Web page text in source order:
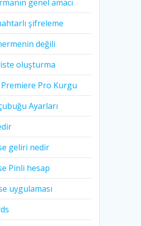
genel amacı
şifreleme
değili
oluşturma
Pro Kurgu
Ayarları
geliri nedir
Pinli hesap
uygulaması